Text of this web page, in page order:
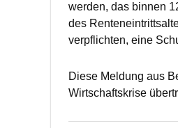
werden, das binnen
des
verpflichten, eine
Diese Meldung aus
Wirtschaftskrise